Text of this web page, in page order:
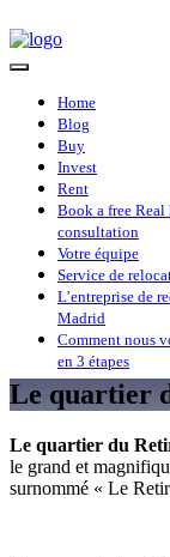
Home
Blog
Buy
Invest
Rent
Book a free
consultation
Votre équipe
Service de
L’entreprise de
Madrid
Comment nous
en 3 étapes
Le quartier
Le quartier du
le grand et
surnommé « Le